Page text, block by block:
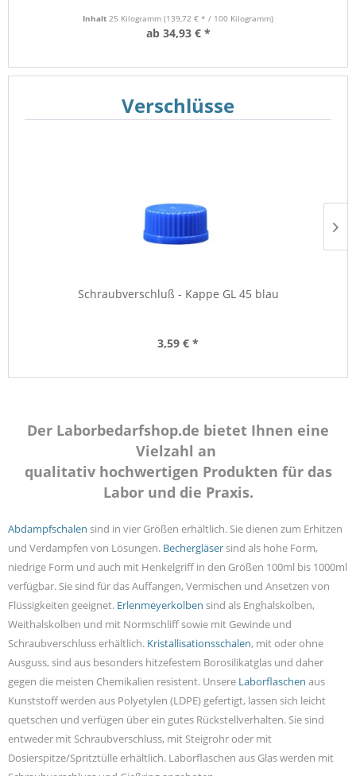
Inhalt 25 Kilogramm (139,72 € * / 100 Kilogramm)
ab 34,93 € *
Verschlüsse
Schraubverschluß - Kappe GL 45 blau
3,59 € *
Der Laborbedarfshop.de bietet Ihnen eine
Vielzahl an
qualitativ hochwertigen Produkten für das
Labor und die Praxis.
Abdampfschalen sind in vier Größen erhältlich. Sie dienen zum Erhitzen
und Verdampfen von Lösungen. Bechergläsersind als hohe Form,
niedrige Form und auch mit Henkelgriff in den Größen 100ml bis 1000ml
verfügbar. Sie sind für das Auffangen, Vermischen und Ansetzen von
Flüssigkeiten geeignet. Erlenmeyerkolben sind als Enghalskolben,
Weithalskolben und mit Normschliff sowie mit Gewinde und
Schraubverschluss erhältlich. Kristallisationsschalen, mit oder ohne
Ausguss, sind aus besonders hitzefestem Borosilikatglas und daher
gegen die meisten Chemikalien resistent. Unsere Laborflaschen aus
Kunststoff werden aus Polyetylen (LDPE) gefertigt, lassen sich leicht
quetschen und verfügen über ein gutes Rückstellverhalten. Sie sind
entweder mit Schraubverschluss, mit Steigrohr oder mit
Dosierspitze/Spritztülle erhältlich. Laborflaschen aus Glas werden mit